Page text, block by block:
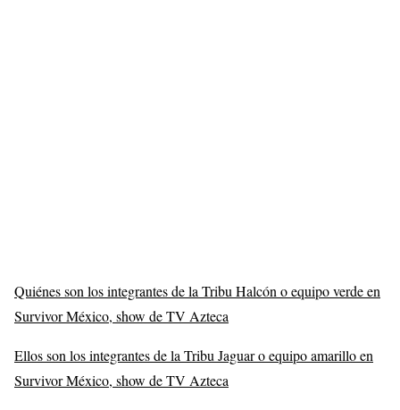
Quiénes son los integrantes de la Tribu Halcón o equipo verde en
Survivor México, show de TV Azteca
Ellos son los integrantes de la Tribu Jaguar o equipo amarillo en
Survivor México, show de TV Azteca